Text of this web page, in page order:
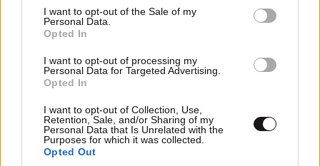
consent section.
I want to opt-out of the Sale of my
Personal Data.
Opted In
I want to opt-out of processing my
Personal Data for Targeted Advertising.
Opted In
I want to opt-out of Collection, Use,
Retention, Sale, and/or Sharing of my
Personal Data that Is Unrelated with the
Purposes for which it was collected.
Opted Out